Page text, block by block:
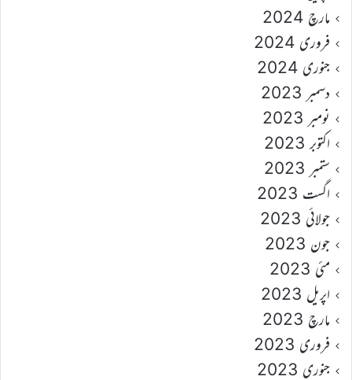
مارچ 2024
فروری 2024
جنوری 2024
دسمبر 2023
نومبر 2023
اکتوبر 2023
ستمبر 2023
اگست 2023
جولائی 2023
جون 2023
مئی 2023
اپریل 2023
مارچ 2023
فروری 2023
جنوری 2023